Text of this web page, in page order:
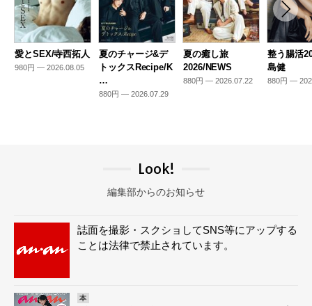
愛とSEX/寺西拓人
980円 — 2026.08.05
夏のチャージ&デ
トックスRecipe/K
…
880円 — 2026.07.29
夏の癒し旅
2026/NEWS
880円 — 2026.07.22
整う腸活
島健
880円 —
Look!
編集部からのお知らせ
誌面を撮影・スクショしてSNS等にアップする
ことは法律で禁止されています。
本